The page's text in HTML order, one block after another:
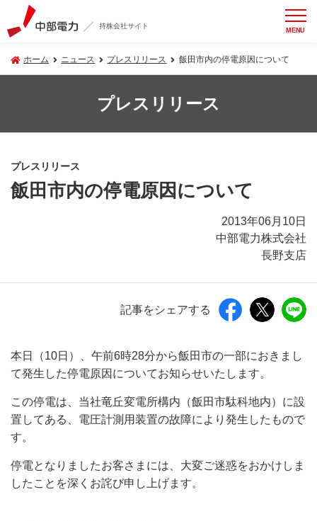
持株会社サイト MENU
ホーム ニュース プレスリリース 飯田市内の停電原因について
プレスリリース
プレスリリース
飯田市内の停電原因について
2013年06月10日
中部電力株式会社
長野支店
記事をシェアする
本日（10日）、午前6時28分から飯田市の一部におきまし
て発生した停電原因についてお知らせいたします。
この停電は、当社竜丘変電所構内（飯田市駄科地内）に設
置してある、電圧計測用装置の故障により発生したもので
す。
停電となりましたお客さまには、大変ご迷惑をおかけしま
したことを深くお詫び申し上げます。